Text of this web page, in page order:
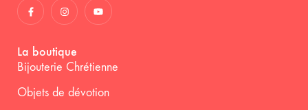
La boutique
Bijouterie Chrétienne
Objets de dévotion